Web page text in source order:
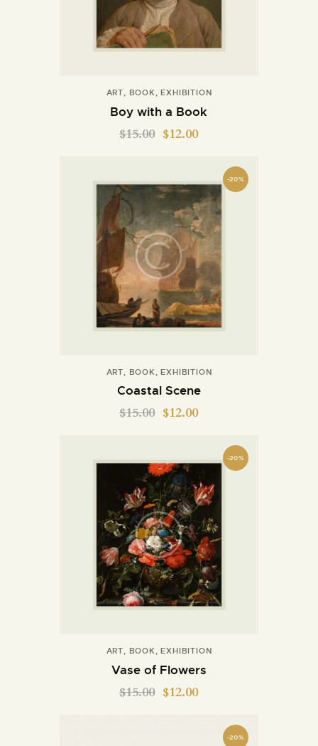
ART, BOOK ,EXHIBITION
Boy with a Book
$15.00 $12.00
-20%
ART BOOK ,EXHIBITION
Coastal Scene
$15.00 $12.00
-20%
ART, BOOK ,EXHIBITION
Vase of Flowers
$15.00 $12.00
-20%